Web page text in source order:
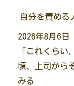
自分を責める
2026年8月6日
「これくらい
頃、上司から
みる